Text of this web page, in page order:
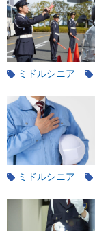
ミドルシニア
資格
ミドルシニア
ビルメンテナンス